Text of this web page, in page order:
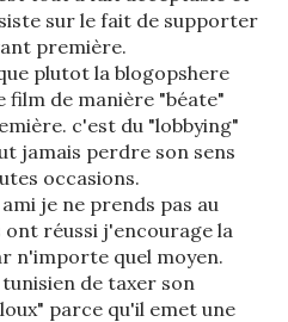
sur le fait de supporter
première.
plutot la blogopshere
film de manière "béate"
c'est du "lobbying"
jamais perdre son sens
occasions.
je ne prends pas au
réussi j'encourage la
n'importe quel moyen.
de taxer son
parce qu'il emet une